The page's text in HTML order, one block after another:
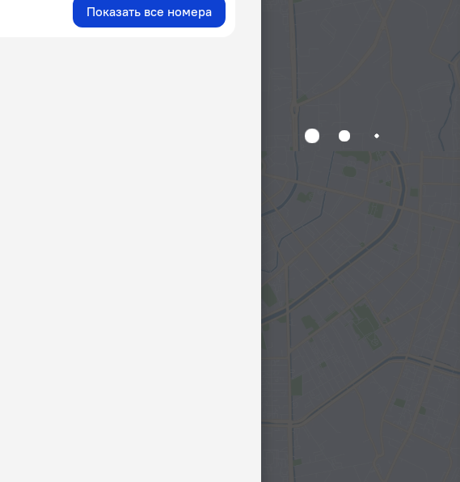
Показать все номера